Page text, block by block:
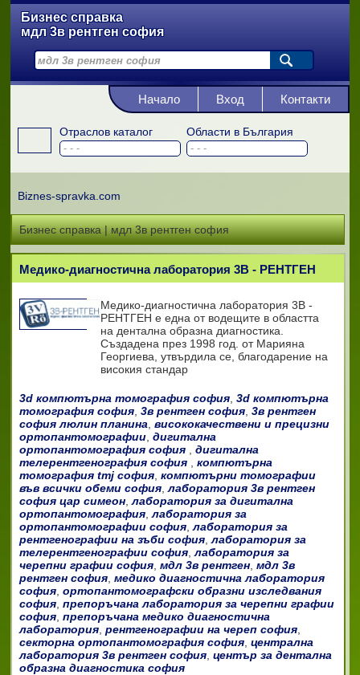
Бизнес справка
мдл 3в рентген софия
Отраслов каталог Области в България
Начало Вход Контакти
Biznes-spravka.com
Бизнес справка | мдл 3в рентген софия
Медико-диагностична лаборатория 3В - РЕНТГЕН
Медико-диагностична лаборатория 3В -
РЕНТГЕН е една от водещите в областта
на дентална образна диагностика.
Създадена през 1998 год. от Марияна
Георгиева, утвърдила се, благодарение на
високия стандар
3d компютърна томография софия, 3d компютърна
томография софия, 3в рентген софия, 3в рентген
софия люлин планина висококачествени и прецизни
ортопантомографии, дигитална
ортопантомография софия
дигитална
телерентгенография софия
компютърна
томография tmj софия, компютърни томографии
във всички обеми софия,лаборатория 3в рентген
софия цар симеон,лаборатория за дигитална
ортопантомография,лаборатория за
ортопантомографии софия,лаборатория за
рентгенографии на зъби софия,лаборатория за
телерентгенографии софия,лаборатория за
черепни графии софия, мдл 3в рентген, мдл 3в
рентген софия, медико диагностична лаборатория
софия, ортопантомографски образни изследвания
софия, препоръчана лаборатория за черепни графии
софия, препоръчана медико диагностична
лаборатория, рентгенографии на череп софия,
секторна ортопантомография софия, централна
лаборатория 3в рентген софия, център за дентална
образна диагностика софия